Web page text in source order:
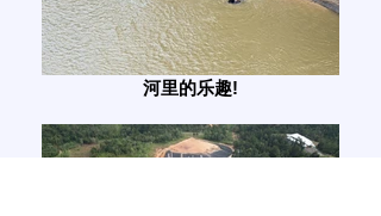
河里的乐趣!